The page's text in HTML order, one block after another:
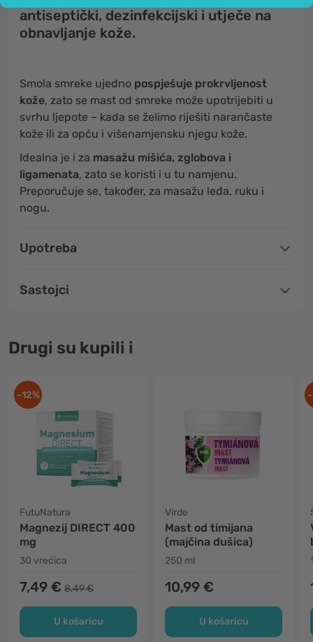
antiseptički, dezinfekcijski i utječe na
obnavljanje kože.
Smola smreke ujedno pospješuje prokrvljenost
kože, zato se mast od smreke može upotrijebiti u
svrhu ljepote – kada se želimo riješiti narančaste
kože ili za opću i višenamjensku njegu kože.
Idealna je i za masažu mišića, zglobova i
ligamenata, zato se koristi i u tu namjenu.
Preporučuje se, također, za masažu leđa, ruku i
nogu.
Upotreba
Sastojci
Drugi su kupili i
-12%
FutuNatura
Magnezij DIRECT 400
mg
30 vrećica
7,49 € 8,49 €
U košaricu
Virde
Mast od timijana
(majčina dušica)
250 ml
10,99 €
U košaricu